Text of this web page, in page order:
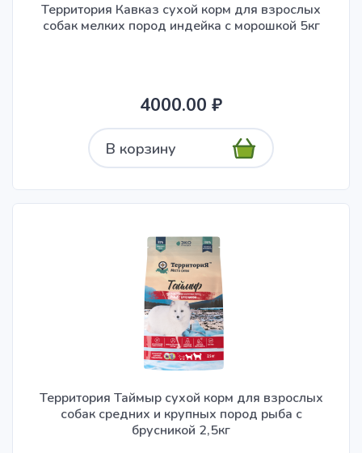
Территория Кавказ сухой корм для взрослых
собак мелких пород индейка с морошкой 5кг
4000.00 ₽
В корзину
Территория Таймыр сухой корм для взрослых
собак средних и крупных пород рыба с
брусникой 2,5кг